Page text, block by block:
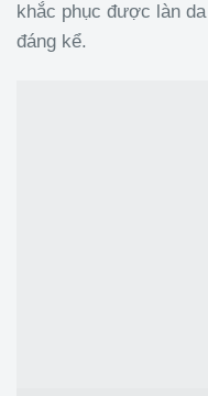
khắc phục được làn
đáng kể.